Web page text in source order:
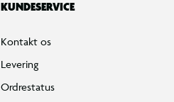
KUNDESERVICE
Kontakt os
Levering
Ordrestatus